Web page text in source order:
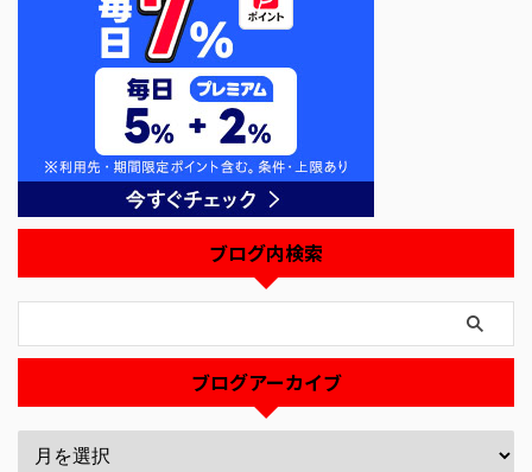
ブログ内検索
ブログアーカイブ